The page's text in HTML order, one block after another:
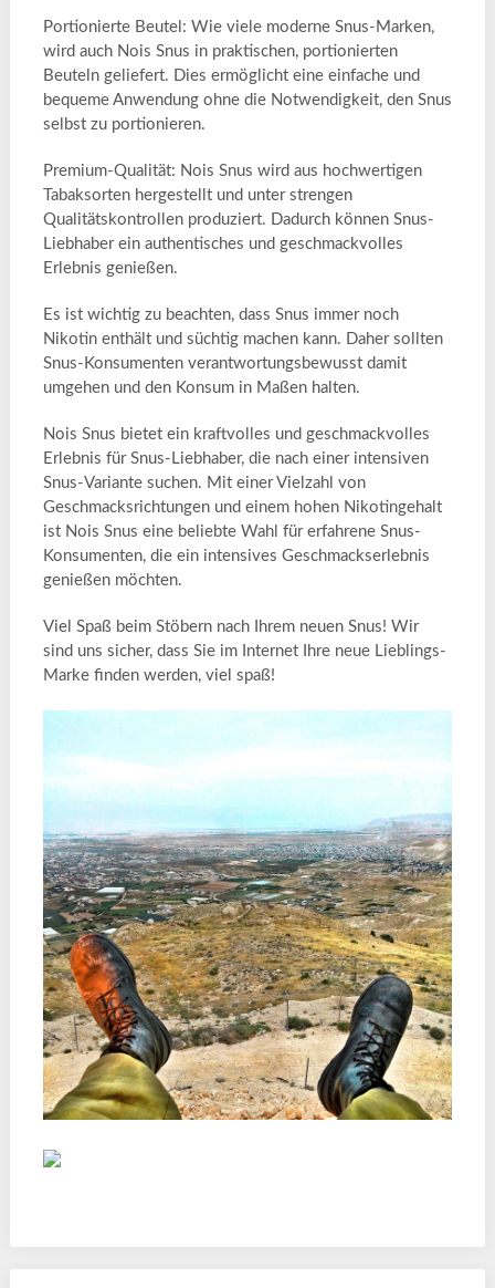
Portionierte Beutel: Wie viele moderne Snus-Marken,
wird auch Nois Snus in praktischen, portionierten
Beuteln geliefert. Dies ermöglicht eine einfache und
bequeme Anwendung ohne die Notwendigkeit, den Snus
selbst zu portionieren.
Premium-Qualität: Nois Snus wird aus hochwertigen
Tabaksorten hergestellt und unter strengen
Qualitätskontrollen produziert. Dadurch können Snus-
Liebhaber ein authentisches und geschmackvolles
Erlebnis genießen.
Es ist wichtig zu beachten, dass Snus immer noch
Nikotin enthält und süchtig machen kann. Daher sollten
Snus-Konsumenten verantwortungsbewusst damit
umgehen und den Konsum in Maßen halten.
Nois Snus bietet ein kraftvolles und geschmackvolles
Erlebnis für Snus-Liebhaber, die nach einer intensiven
Snus-Variante suchen. Mit einer Vielzahl von
Geschmacksrichtungen und einem hohen Nikotingehalt
ist Nois Snus eine beliebte Wahl für erfahrene Snus-
Konsumenten, die ein intensives Geschmackserlebnis
genießen möchten.
Viel Spaß beim Stöbern nach Ihrem neuen Snus! Wir
sind uns sicher, dass Sie im Internet Ihre neue Lieblings-
Marke finden werden, viel spaß!